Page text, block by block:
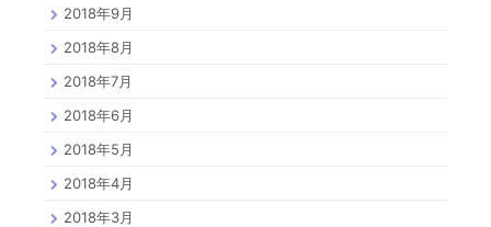
2018年9月
2018年8月
2018年7月
2018年6月
2018年5月
2018年4月
2018年3月